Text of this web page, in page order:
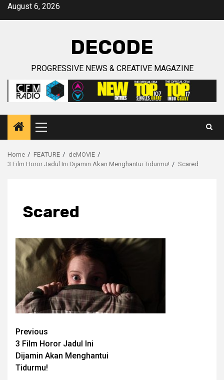
SkipAugust 6, 2026
DECODE
PROGRESSIVE NEWS & CREATIVE MAGAZINE
Primary
Menu
Home FEATURE
deMOVIE
3 Film Horor Jadul Ini Dijamin Akan Menghantui Tidurmu!
Scared
Scared
Post
navigation
Previous
3 Film Horor Jadul Ini
Dijamin Akan Menghantui
Tidurmu!